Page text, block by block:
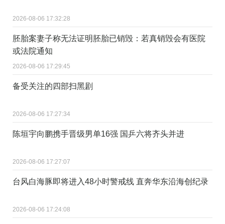
2026-08-06 17:32:28
胚胎案妻子称无法证明胚胎已销毁：若真销毁会有医院
或法院通知
2026-08-06 17:29:45
备受关注的四部扫黑剧
2026-08-06 17:27:34
陈垣宇向鹏携手晋级男单16强 国乒六将齐头并进
2026-08-06 17:27:07
台风白海豚即将进入48小时警戒线 直奔华东沿海创纪录
2026-08-06 17:24:08